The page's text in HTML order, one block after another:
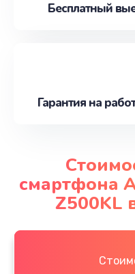
Бесплатный
Гарантия на
смартфона
Z500KL